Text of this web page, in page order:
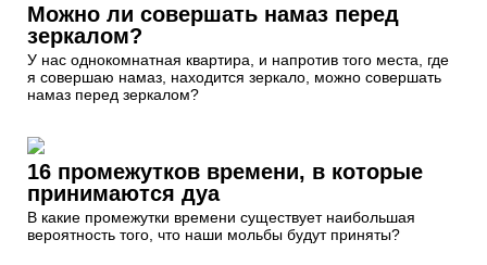
Можно ли совершать намаз перед
зеркалом?
У нас однокомнатная квартира, и напротив того места, где
я совершаю намаз, находится зеркало, можно совершать
намаз перед зеркалом?
16 промежутков времени, в которые
принимаются дуа
В какие промежутки времени существует наибольшая
вероятность того, что наши мольбы будут приняты?